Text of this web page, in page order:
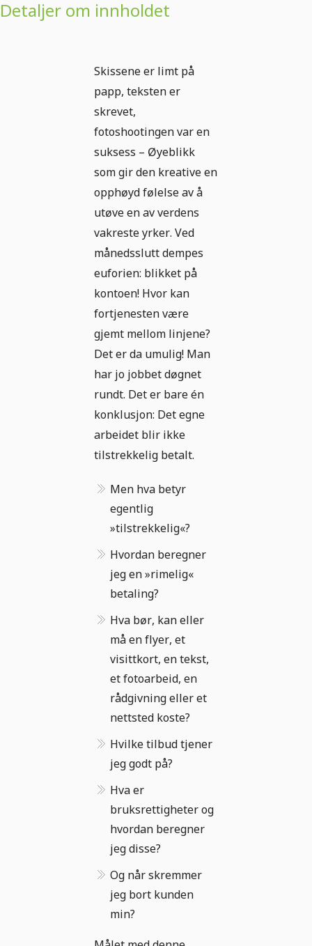
Detaljer om innholdet
Skissene er limt på
papp, teksten er
skrevet,
fotoshootingen var en
suksess – Øyeblikk
som gir den kreative en
opphøyd følelse av å
utøve en av verdens
vakreste yrker. Ved
månedsslutt dempes
euforien: blikket på
kontoen! Hvor kan
fortjenesten være
gjemt mellom linjene?
Det er da umulig! Man
har jo jobbet døgnet
rundt. Det er bare én
konklusjon: Det egne
arbeidet blir ikke
tilstrekkelig betalt.
Men hva betyr
egentlig
»tilstrekkelig«?
Hvordan beregner
jeg en »rimelig«
betaling?
Hva bør, kan eller
må en flyer, et
visittkort, en tekst,
et fotoarbeid, en
rådgivning eller et
nettsted koste?
Hvilke tilbud tjener
jeg godt på?
Hva er
bruksrettigheter og
hvordan beregner
jeg disse?
Og når skremmer
jeg bort kunden
min?